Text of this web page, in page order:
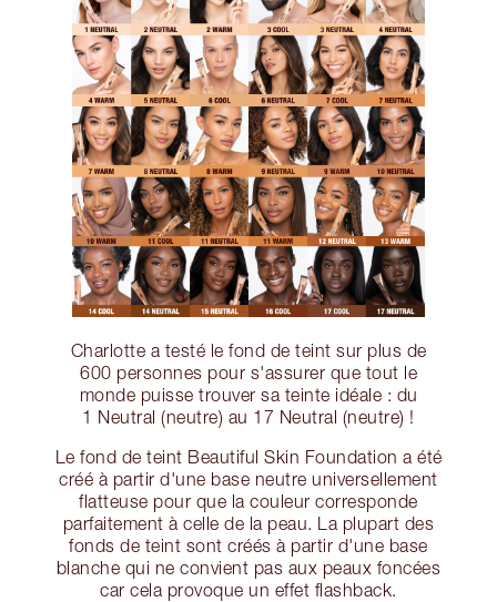
Charlotte a testé le fond de teint sur plus de
600 personnes pour s'assurer que tout le
monde puisse trouver sa teinte idéale : du
1 Neutral (neutre) au 17 Neutral (neutre) !
Le fond de teint Beautiful Skin Foundation a été
créé à partir d'une base neutre universellement
flatteuse pour que la couleur corresponde
parfaitement à celle de la peau. La plupart des
fonds de teint sont créés à partir d'une base
blanche qui ne convient pas aux peaux foncées
car cela provoque un effet flashback.